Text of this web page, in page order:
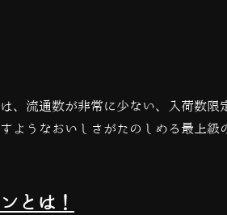
、 流通数が非常に少ない、
入荷数限
ようなおいしさがたのしめる最上級
とは！